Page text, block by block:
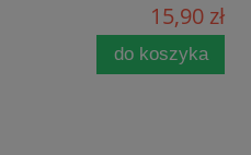
15,90 zł
do koszyka